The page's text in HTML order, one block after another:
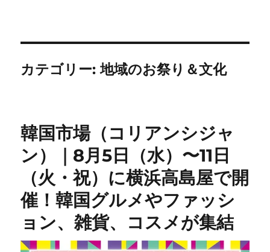
カテゴリー:地域のお祭り＆文化
韓国市場（コリアンシジャ
ン）｜8月5日（水）〜11日
（火・祝）に横浜高島屋で開
催！韓国グルメやファッシ
ョン、雑貨、コスメが集結